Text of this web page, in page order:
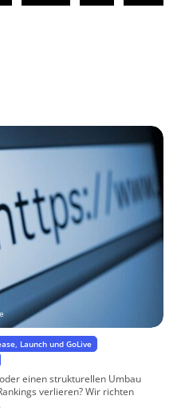
Launch und GoLive
einen strukturellen Umbau
verlieren? Wir richten